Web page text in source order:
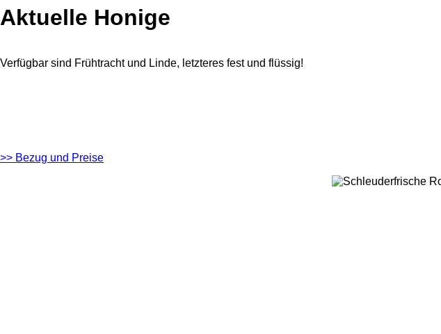
Aktuelle Honige
Verfügbar sind Frühtracht und Linde, letzteres fest und flüssig!
>> Bezug und Preise